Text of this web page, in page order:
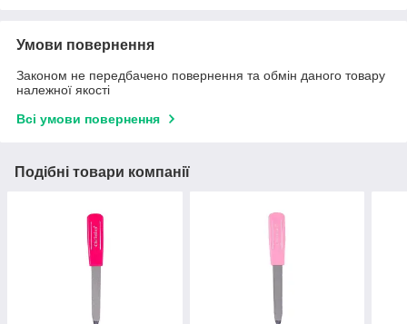
Умови повернення
Законом не передбачено повернення та обмін даного товару
належної якості
Всі умови повернення
Подібні товари компанії